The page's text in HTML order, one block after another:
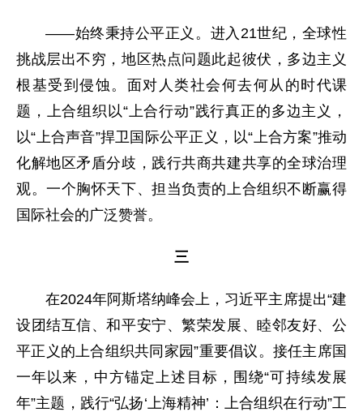
——始终秉持公平正义。进入21世纪，全球性
挑战层出不穷，地区热点问题此起彼伏，多边主义
根基受到侵蚀。面对人类社会何去何从的时代课
题，上合组织以“上合行动”践行真正的多边主义，
以“上合声音”捍卫国际公平正义，以“上合方案”推动
化解地区矛盾分歧，践行共商共建共享的全球治理
观。一个胸怀天下、担当负责的上合组织不断赢得
国际社会的广泛赞誉。
三
在2024年阿斯塔纳峰会上，习近平主席提出“建
设团结互信、和平安宁、繁荣发展、睦邻友好、公
平正义的上合组织共同家园”重要倡议。接任主席国
一年以来，中方锚定上述目标，围绕“可持续发展
年”主题，践行“弘扬‘上海精神’：上合组织在行动”工